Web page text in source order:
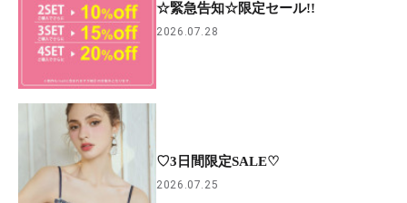
☆緊急告知☆限定セール!!
2026.07.28
♡3日間限定SALE♡
2026.07.25